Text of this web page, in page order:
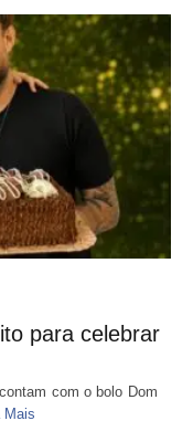
para celebrar
com o bolo Dom
Mais